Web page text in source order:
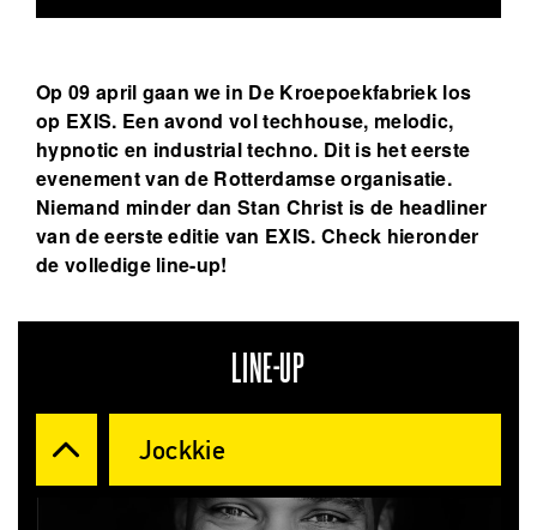
Op 09 april gaan we in De Kroepoekfabriek los
op EXIS. Een avond vol techhouse, melodic,
hypnotic en industrial techno. Dit is het eerste
evenement van de Rotterdamse organisatie.
Niemand minder dan Stan Christ is de headliner
van de eerste editie van EXIS. Check hieronder
de volledige line-up!
LINE-UP
Jockkie